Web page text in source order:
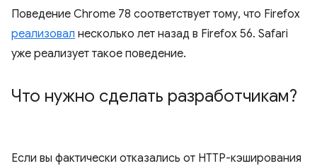
Поведение Chrome 78 соответствует тому, что Firefox
реализовал несколько лет назад в Firefox 56. Safari
уже реализует такое поведение.
Что нужно сделать разработчикам?
Если вы фактически отказались от HTTP-кэширования